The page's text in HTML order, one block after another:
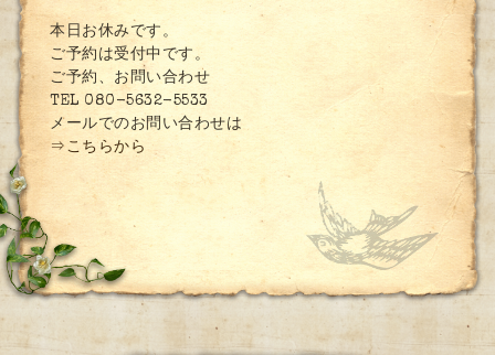
本日お休みです。
ご予約は受付中です。
ご予約、お問い合わせ
TEL 080-5632-5533
メールでのお問い合わせは
⇒こちらから